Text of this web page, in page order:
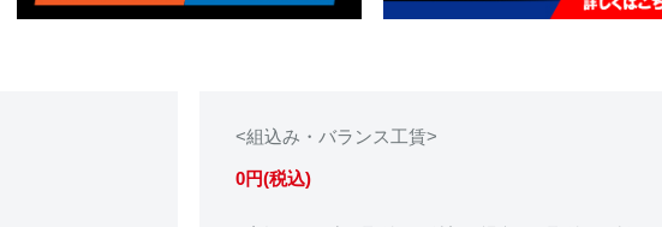
<組込み・バランス工賃>
0円(税込)